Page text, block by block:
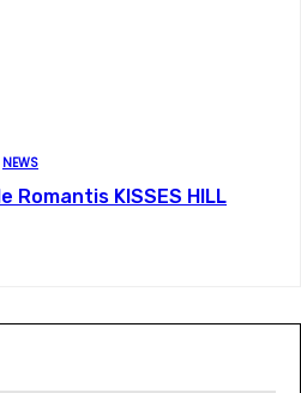
NEWS
Romantis KISSES HILL